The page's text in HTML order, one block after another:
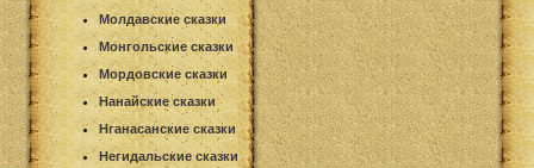
Молдавские сказки
Монгольские сказки
Мордовские сказки
Нанайские сказки
Нганасанские сказки
Негидальские сказки